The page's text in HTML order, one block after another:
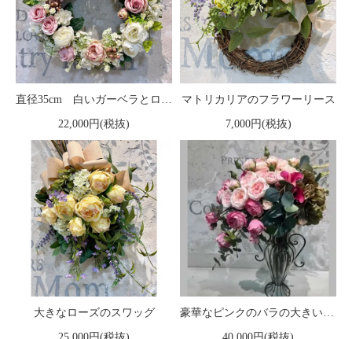
直径35cm 白いガーベラとローズの大きなフラワーリース
22,000円(税抜)
マトリカリアのフラワーリース
7,000円(税抜)
大きなローズのスワッグ 豪華なピンクのバラの大きいフラワーアレンジメント